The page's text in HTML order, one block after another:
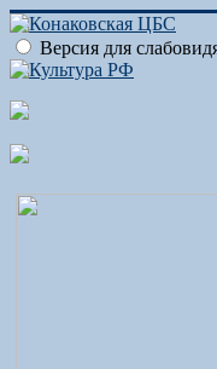
Версия для